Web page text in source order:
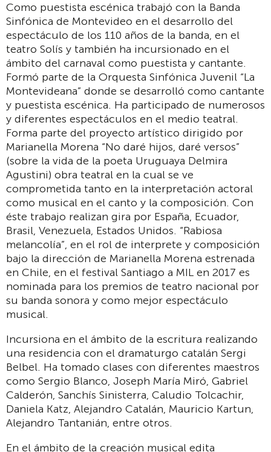
Como puestista escénica trabajó con la Banda
Sinfónica de Montevideo en el desarrollo del
espectáculo de los 110 años de la banda, en el
teatro Solís y también ha incursionado en el
ámbito del carnaval como puestista y cantante.
Formó parte de la Orquesta Sinfónica Juvenil “La
Montevideana” donde se desarrolló como cantante
y puestista escénica. Ha participado de numerosos
y diferentes espectáculos en el medio teatral.
Forma parte del proyecto artístico dirigido por
Marianella Morena “No daré hijos, daré versos”
(sobre la vida de la poeta Uruguaya Delmira
Agustini) obra teatral en la cual se ve
comprometida tanto en la interpretación actoral
como musical en el canto y la composición. Con
éste trabajo realizan gira por España, Ecuador,
Brasil, Venezuela, Estados Unidos. “Rabiosa
melancolía”, en el rol de interprete y composición
bajo la dirección de Marianella Morena estrenada
en Chile, en el festival Santiago a MIL en 2017 es
nominada para los premios de teatro nacional por
su banda sonora y como mejor espectáculo
musical.
Incursiona en el ámbito de la escritura realizando
una residencia con el dramaturgo catalán Sergi
Belbel. Ha tomado clases con diferentes maestros
como Sergio Blanco, Joseph María Miró, Gabriel
Calderón, Sanchís Sinisterra, Caludio Tolcachir,
Daniela Katz, Alejandro Catalán, Mauricio Kartun,
Alejandro Tantanián, entre otros.
En el ámbito de la creación musical edita